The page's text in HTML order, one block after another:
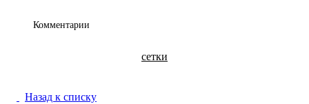
Комментарии
сетки
Назад к списку